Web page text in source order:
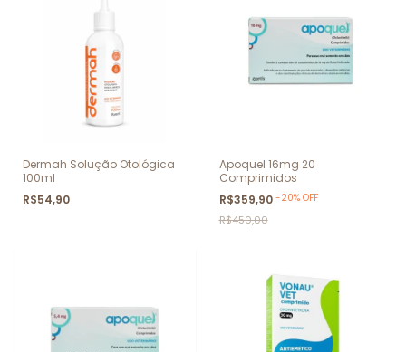
Dermah Solução Otológica
100ml
R$54,90
Apoquel 16mg 20
Comprimidos
R$359,90 -20% OFF
R$450,00